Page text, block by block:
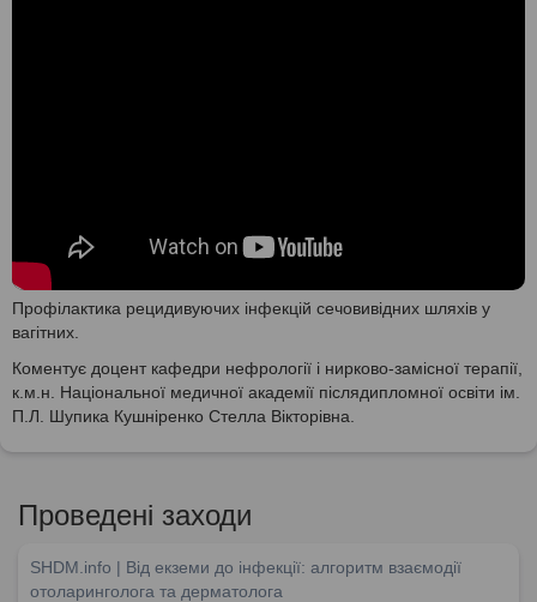
Профілактика рецидивуючих інфекцій сечовивідних шляхів у
вагітних.
Коментує доцент кафедри нефрології і нирково-замісної терапії,
к.м.н. Національної медичної академії післядипломної освіти ім.
П.Л. Шупика Кушніренко Стелла Вікторівна.
Проведені заходи
SHDM.info | Від екземи до інфекції: алгоритм взаємодії
отоларинголога та дерматолога